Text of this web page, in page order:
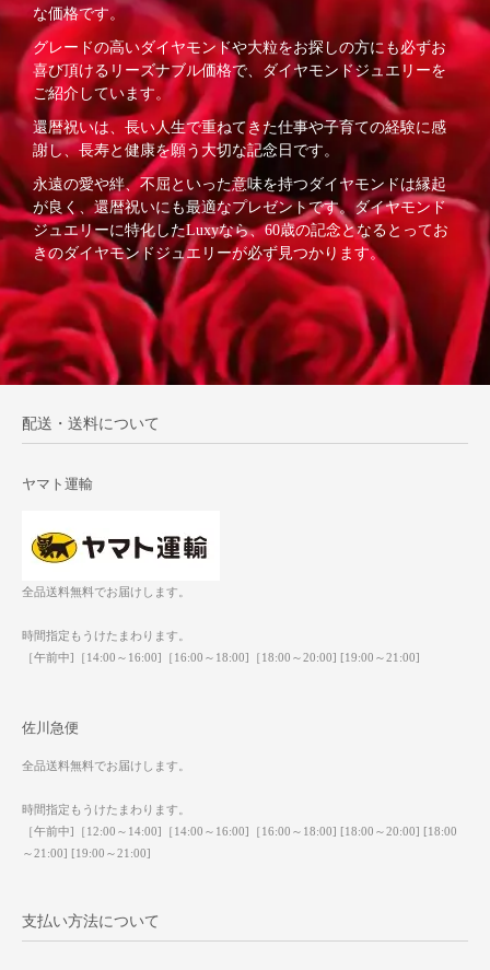
な価格です。
グレードの高いダイヤモンドや大粒をお探しの方にも必ずお
喜び頂けるリーズナブル価格で、ダイヤモンドジュエリーを
ご紹介しています。
還暦祝いは、長い人生で重ねてきた仕事や子育ての経験に感
謝し、長寿と健康を願う大切な記念日です。
永遠の愛や絆、不屈といった意味を持つダイヤモンドは縁起
が良く、還暦祝いにも最適なプレゼントです。ダイヤモンド
ジュエリーに特化したLuxyなら、60歳の記念となるとってお
きのダイヤモンドジュエリーが必ず見つかります。
配送・送料について
ヤマト運輸
全品送料無料でお届けします。
時間指定もうけたまわります。
［午前中]［14:00～16:00]［16:00～18:00]［18:00～20:00] [19:00～21:00]
佐川急便
全品送料無料でお届けします。
時間指定もうけたまわります。
［午前中]［12:00～14:00]［14:00～16:00]［16:00～18:00] [18:00～20:00] [18:00
～21:00] [19:00～21:00]
支払い方法について